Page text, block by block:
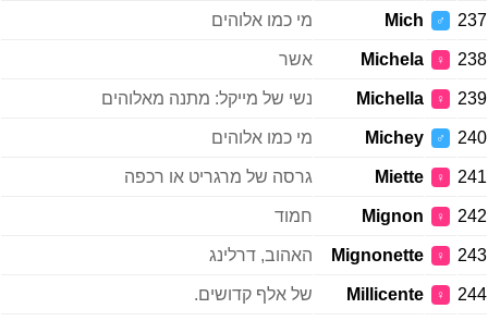
237
♂
Mich מי כמו אלוהים
238
♀
Michela אשר
239
♀
Michella נשי של מייקל: מתנה מאלוהים
240
♂
Michey מי כמו אלוהים
241
♀
Miette גרסה של מרגריט או רכפה
242
♀
Mignon חמוד
243
♀
Mignonette האהוב, דרלינג
244
♀
Millicente של אלף קדושים.